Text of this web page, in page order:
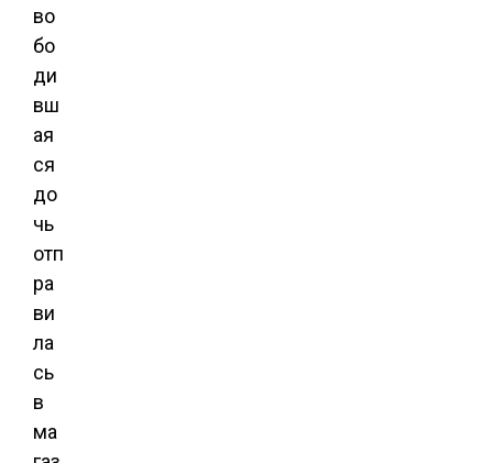
во
бо
ди
вш
ая
ся
до
чь
отп
ра
ви
ла
сь
в
ма